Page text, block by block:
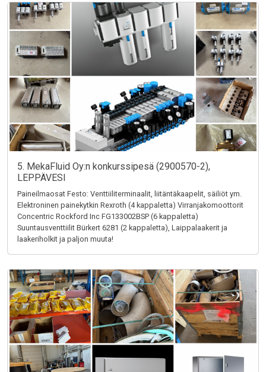
5. MekaFluid Oy:n konkurssipesä (2900570-2),
LEPPÄVESI
Paineilmaosat Festo: Venttiiliterminaalit, liitäntäkaapelit, säiliöt ym.
Elektroninen painekytkin Rexroth (4 kappaletta) Virranjakomoottorit
Concentric Rockford Inc FG133002BSP (6 kappaletta)
Suuntausventtiilit Bürkert 6281 (2 kappaletta), Laippalaakerit ja
laakeriholkit ja paljon muuta!